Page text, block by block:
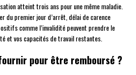
atteint trois ans pour une même maladie.
du premier jour d’arrêt, délai de carence
comme l’invalidité peuvent prendre le
et vos capacités de travail restantes.
pour être remboursé ?